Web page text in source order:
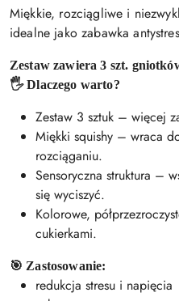
Miękkie, rozciągliwe i
idealne jako zabawka
Zestaw zawiera 3 szt.
🖐️ Dlaczego warto?
Zestaw 3 sztuk – więcej
Miękki squishy – wraca
rozciąganiu.
Sensoryczna struktura –
się wyciszyć.
Kolorowe,
cukierkami.
🎯 Zastosowanie:
redukcja stresu i napięcia